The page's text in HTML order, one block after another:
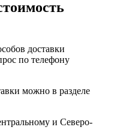
доставки
по телефону
можно в разделе
и Северо-